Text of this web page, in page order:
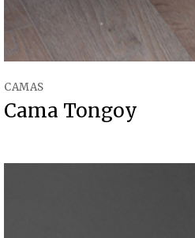
CAMAS
Cama Tongoy